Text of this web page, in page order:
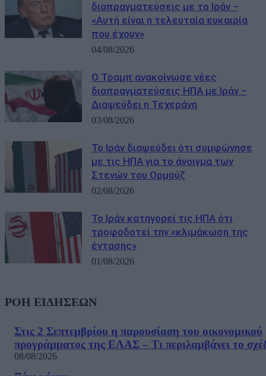
διαπραγματεύσεις με το Ιράν –
«Αυτή είναι η τελευταία ευκαιρία
που έχουν»
04/08/2026
Ο Τραμπ ανακοίνωσε νέες
διαπραγματεύσεις ΗΠΑ με Ιράν –
Διαψεύδει η Τεχεράνη
03/08/2026
Το Ιράν διαψεύδει ότι συμφώνησε
με τις ΗΠΑ για το άνοιγμα των
Στενών του Ορμούζ
02/08/2026
Το Ιράν κατηγορεί τις ΗΠΑ ότι
τροφοδοτεί την «κλιμάκωση της
έντασης»
01/08/2026
ΡΟΗ ΕΙΔΗΣΕΩΝ
Στις 2 Σεπτεμβρίου η παρουσίαση του οικονομικού
προγράμματος της ΕΛΑΣ – Τι περιλαμβάνει το
08/08/2026